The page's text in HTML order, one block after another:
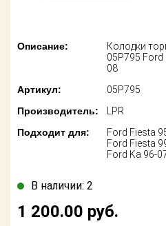
Контакты
Возврат
Описание:
Колодки
05P795 Ford
08
Артикул:
05P795
Производитель:
LPR
Подходит для:
Ford Fiesta
Ford Fiesta
Ford Ka 96-
В наличии: 2
1 200.00 руб.